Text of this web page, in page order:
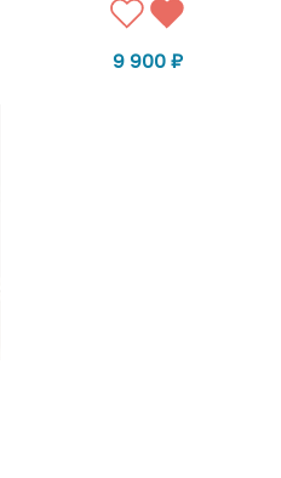
9 900 ₽